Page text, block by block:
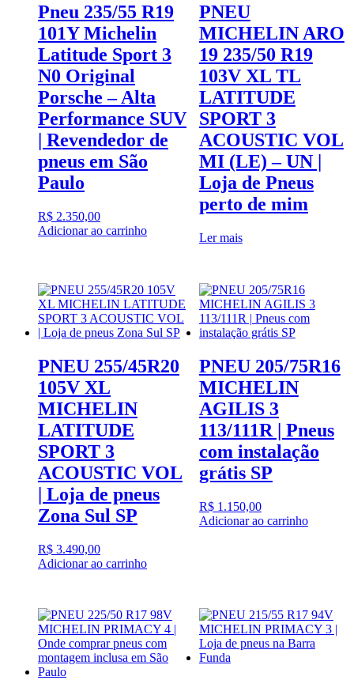
Pneu 235/55 R19
101Y Michelin
Latitude Sport 3
N0 Original
Porsche – Alta
Performance SUV
| Revendedor de
pneus em São
Paulo
R$ 2.350,00
Adicionar ao carrinho
PNEU
MICHELIN ARO
19 235/50 R19
103V XL TL
LATITUDE
SPORT 3
ACOUSTIC VOL
MI (LE) – UN |
Loja de Pneus
perto de mim
Ler mais
PNEU 255/45R20
105V XL
MICHELIN
LATITUDE
SPORT 3
ACOUSTIC VOL
| Loja de pneus
Zona Sul SP
R$ 3.490,00
Adicionar ao carrinho
PNEU 205/75R16
MICHELIN
AGILIS 3
113/111R | Pneus
com instalação
grátis SP
R$1.150,00
Adicionar ao carrinho